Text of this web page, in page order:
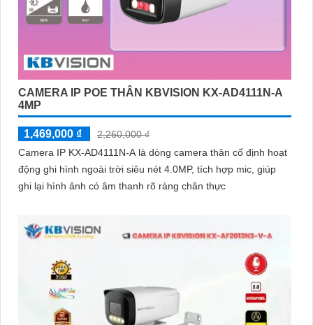
CAMERA IP POE THÂN KBVISION KX-AD4111N-A
4MP
1,469,000 ₫
2,260,000 ₫
Camera IP KX-AD4111N-A là dòng camera thân cố định hoạt
động ghi hình ngoài trời siêu nét 4.0MP, tích hợp mic, giúp
ghi lại hình ảnh có âm thanh rõ ràng chân thực